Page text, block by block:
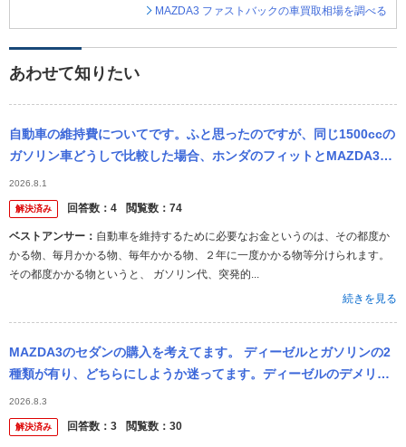
MAZDA3 ファストバックの車買取相場を調べる
あわせて知りたい
自動車の維持費についてです。ふと思ったのですが、同じ1500ccの
ガソリン車どうしで比較した場合、ホンダのフィットとMAZDA3と
ではどれくらい差がありますか？
2026.8.1
解決済み 回答数： 4 閲覧数： 74
ベストアンサー： 自動車を維持するために必要なお金というのは、その都度か
かる物、毎月かかる物、毎年かかる物、２年に一度かかる物等分けられます。
その都度かかる物というと、 ガソリン代、突発的...
続きを見る
MAZDA3のセダンの購入を考えてます。 ディーゼルとガソリンの2
種類が有り、どちらにしようか迷ってます。ディーゼルのデメリッ
トやメリットを教えて欲しいです。
2026.8.3
解決済み 回答数： 3 閲覧数： 30